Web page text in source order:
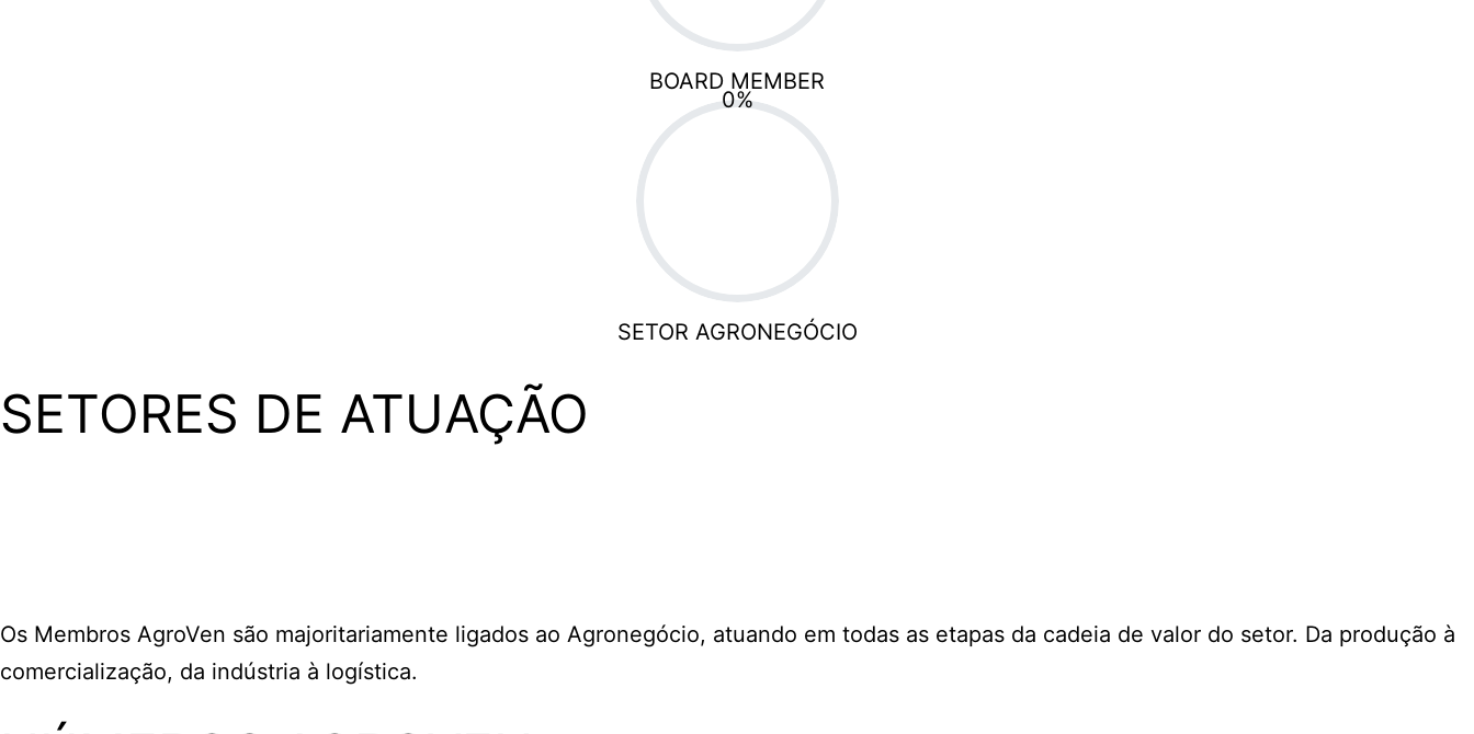
BOARD MEMBER
0%
SETOR AGRONEGÓCIO
SETORES DE ATUAÇÃO
Os Membros AgroVen são majoritariamente ligados ao Agronegócio, atuando em todas as etapas da cadeia de valor do setor. Da produção à
comercialização, da indústria à logística.